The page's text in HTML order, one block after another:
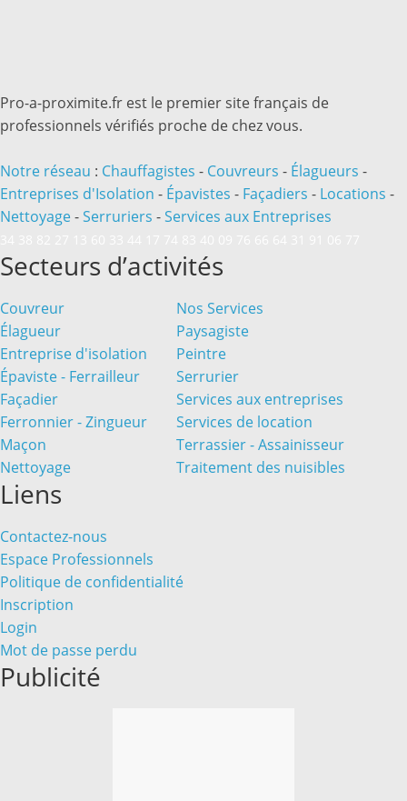
Pro-a-proximite.fr est le premier site français de
professionnels vérifiés proche de chez vous.
Notre réseau : Chauffagistes - Couvreurs - Élagueurs -
Entreprises d'Isolation - Épavistes - Façadiers - Locations -
Nettoyage-Serruriers -Services aux Entreprises
Secteurs d’activités
Couvreur
Élagueur
Entreprise d'isolation
Épaviste - Ferrailleur
Façadier
Ferronnier - Zingueur
Maçon
Nettoyage
Nos Services
Paysagiste
Peintre
Serrurier
Services aux entreprises
Services de location
Terrassier - Assainisseur
Traitement des nuisibles
Liens
Contactez-nous
Espace Professionnels
Politique de confidentialité
Inscription
Login
Mot de passe perdu
Publicité